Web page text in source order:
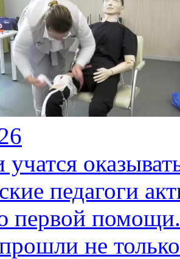
учатся
педагоги
первой
не